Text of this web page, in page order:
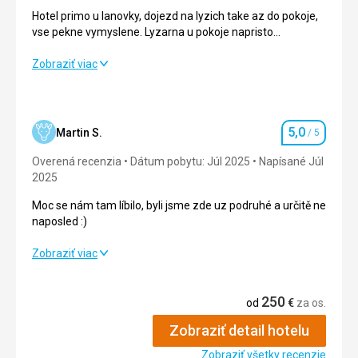
Hotel primo u lanovky, dojezd na lyzich take az do pokoje,
vse pekne vymyslene. Lyzarna u pokoje napristo
Hotel primo u lanovky, dojezd na lyzich take az do pokoje,
Strava 4,0/ 5
Ubytovanie 4,0 / 5
Služby
Cena
Snidane, vecere, bufetove stoly, velka rozmanitost, vyber,
Zobraziť viac
Martin S. Hodnotenie
5,0 / 5
Overená recenzia Dátum pobytu: Júl 2025
Napísané Júl
2025
Moc se nám tam líbilo, byli jsme zde uz podruhé a určitě ne
naposled :)
Moc se nám tam líbilo, byli jsme zde uz podruhé a určitě ne
5,0 / 5
5,0
Zobraziť viac
od 250€ za os.
Zobraziť detail hotelu
Zobraziť všetky recenzie